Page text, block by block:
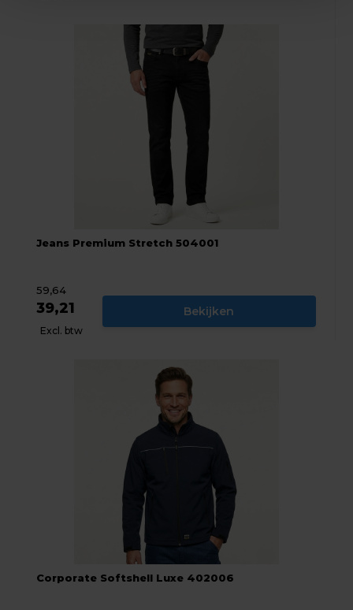
Jeans Premium Stretch 504001
59,64
39,21
Excl. btw
Bekijken
Corporate Softshell Luxe 402006